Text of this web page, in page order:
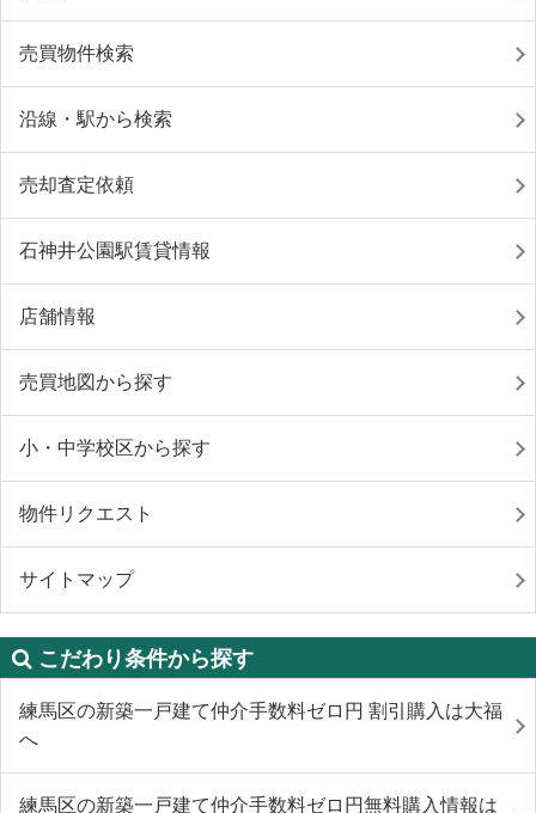
売買物件検索
沿線・駅から検索
売却査定依頼
石神井公園駅賃貸情報
店舗情報
売買地図から探す
小・中学校区から探す
物件リクエスト
サイトマップ
こだわり条件から探す
練馬区の新築一戸建て仲介手数料ゼロ円 割引購入は大福
へ
練馬区の新築一戸建て仲介手数料ゼロ円無料購入情報は